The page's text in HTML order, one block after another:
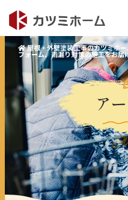
屋根・外壁塗装工事のカツミホ
フォーム、雨漏り対策の施工をお届
ア